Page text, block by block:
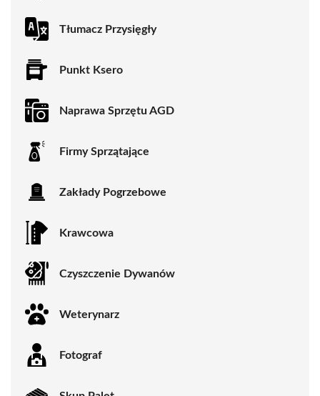
Tłumacz Przysięgły
Punkt Ksero
Naprawa Sprzętu AGD
Firmy Sprzątające
Zakłady Pogrzebowe
Krawcowa
Czyszczenie Dywanów
Weterynarz
Fotograf